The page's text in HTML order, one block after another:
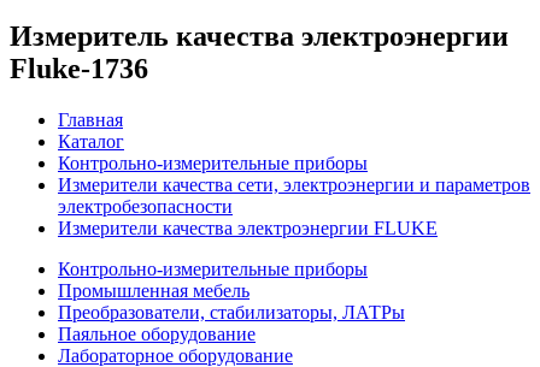
Измеритель качества электроэнергии
Fluke-1736
Главная
Каталог
Контрольно-измерительные приборы
Измерители качества сети, электроэнергии и параметров
электробезопасности
Измерители качества электроэнергии FLUKE
Контрольно-измерительные приборы
Промышленная мебель
Преобразователи, стабилизаторы, ЛАТРы
Паяльное оборудование
Лабораторное оборудование